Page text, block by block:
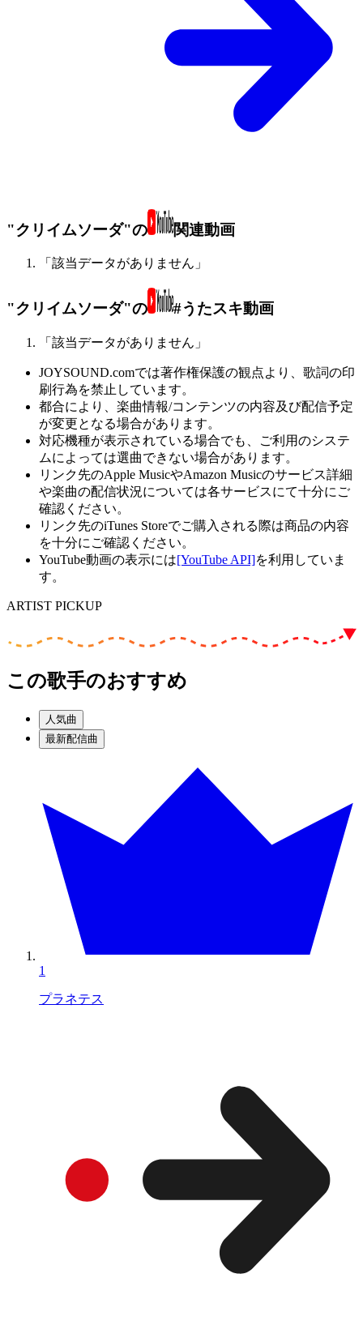
"クリイムソーダ"の 関連動画
「該当データがありません」
"クリイムソーダ"の #うたスキ動画
「該当データがありません」
JOYSOUND.comでは著作権保護の観点より、歌詞の印
刷行為を禁止しています。
都合により、楽曲情報/コンテンツの内容及び配信予定
が変更となる場合があります。
対応機種が表示されている場合でも、ご利用のシステ
ムによっては選曲できない場合があります。
リンク先のApple MusicやAmazon Musicのサービス詳細
や楽曲の配信状況については各サービスにて十分にご
確認ください。
リンク先のiTunes Storeでご購入される際は商品の内容
を十分にご確認ください。
YouTube動画の表示には[YouTube API]を利用していま
す。
ARTIST PICKUP
この歌手のおすすめ
人気曲
最新配信曲
1
プラネテス